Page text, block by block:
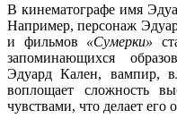
В кинематографе имя
Например, персонаж
и фильмов «Сумерки»
запоминающихся
Эдуард Кален, вампир,
воплощает сложность
чувствами, что делает